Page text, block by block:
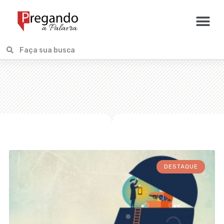
DESTAQUE